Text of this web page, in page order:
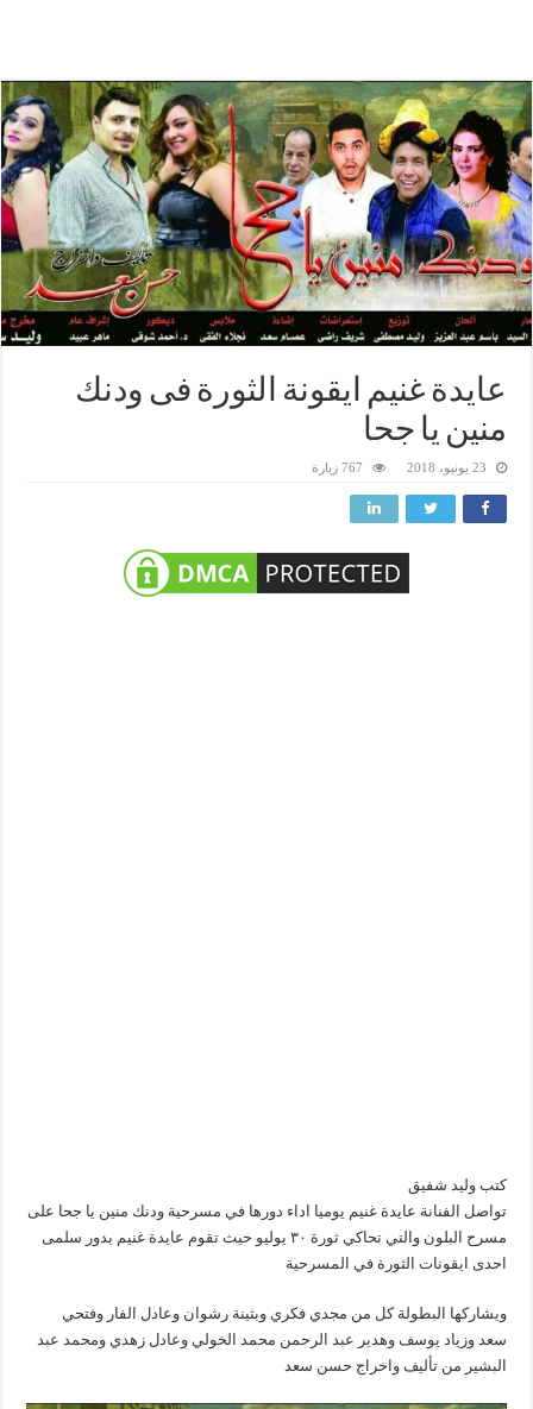
عايدة غنيم ايقونة الثورة فى ودنك
منين يا جحا
23 يونيو، 2018 767 زيارة
كتب وليد شفيق
تواصل الفنانة عايدة غنيم يوميا اداء دورها في مسرحية ودنك منين يا جحا على
مسرح البلون والتي تحاكي ثورة ٣٠ يوليو حيث تقوم عايدة غنيم بدور سلمى
احدى ايقونات الثورة في المسرحية
ويشاركها البطولة كل من مجدي فكري وبثينة رشوان وعادل الفار وفتحي
سعد وزياد يوسف وهدير عبد الرحمن محمد الخولي وعادل زهدي ومحمد عبد
البشير من تأليف واخراج حسن سعد